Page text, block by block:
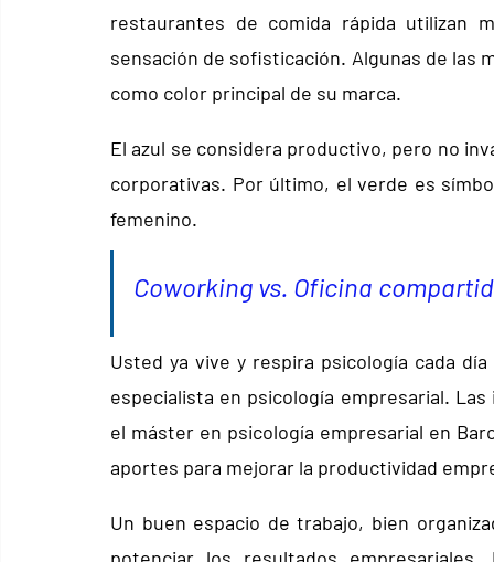
restaurantes de comida rápida utilizan
sensación de sofisticación. Algunas de las
como color principal de su marca.
El azul se considera productivo, pero no
corporativas. Por último, el verde es
femenino.
Coworking vs. Oficina
Usted ya vive y respira psicología cada
especialista en psicología empresarial.
el máster en psicología empresarial en
aportes para mejorar la productividad
Un buen espacio de trabajo, bien
potenciar los resultados